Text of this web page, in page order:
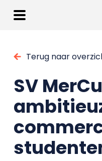
Terug naar
SV